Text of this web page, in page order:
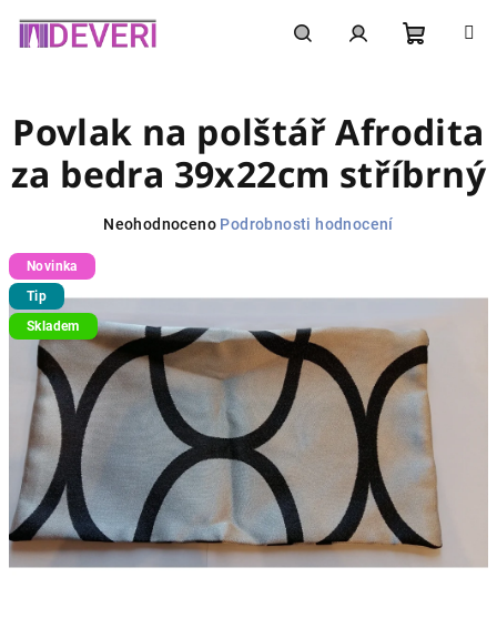
košík
Povlak na polštář Afrodita
za bedra 39x22cm stříbrný
Průměrné
z
5
hvězdiček.
Neohodnoceno Podrobnosti hodnocení
Novinka
Tip
Skladem